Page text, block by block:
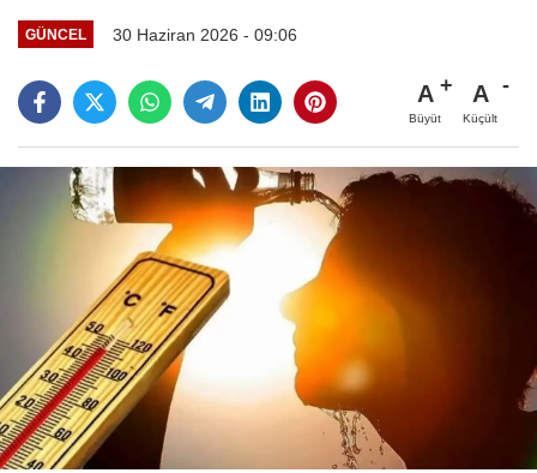
GÜNCEL 30 Haziran 2026 - 09:06
A
Büyüt
A
Küçült